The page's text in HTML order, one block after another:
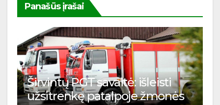
Panašūs įrašai
Širvintų PGT savaitė: išleisti
užsitrenkę patalpoje žmonės